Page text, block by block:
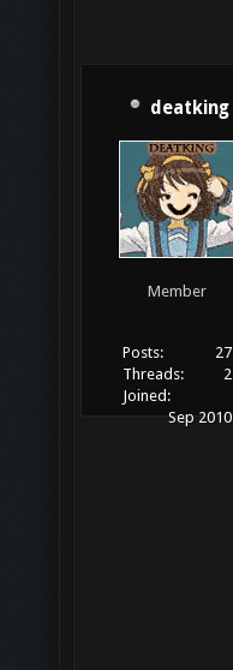
deatking
Member
Posts:
27
Threads:
2
Joined:
Sep 2010